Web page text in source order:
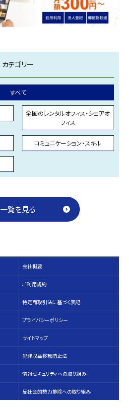
カテゴリー
すべて
全国のレンタルオフィス・シェアオ
フィス
コミュニケーション・スキル
一覧を見る
会社概要
ご利用規約
特定商取引法に基づく表記
プライバシーポリシー
サイトマップ
犯罪収益移転防止法
情報セキュリティへの取り組み
反社会的勢力排除への取り組み